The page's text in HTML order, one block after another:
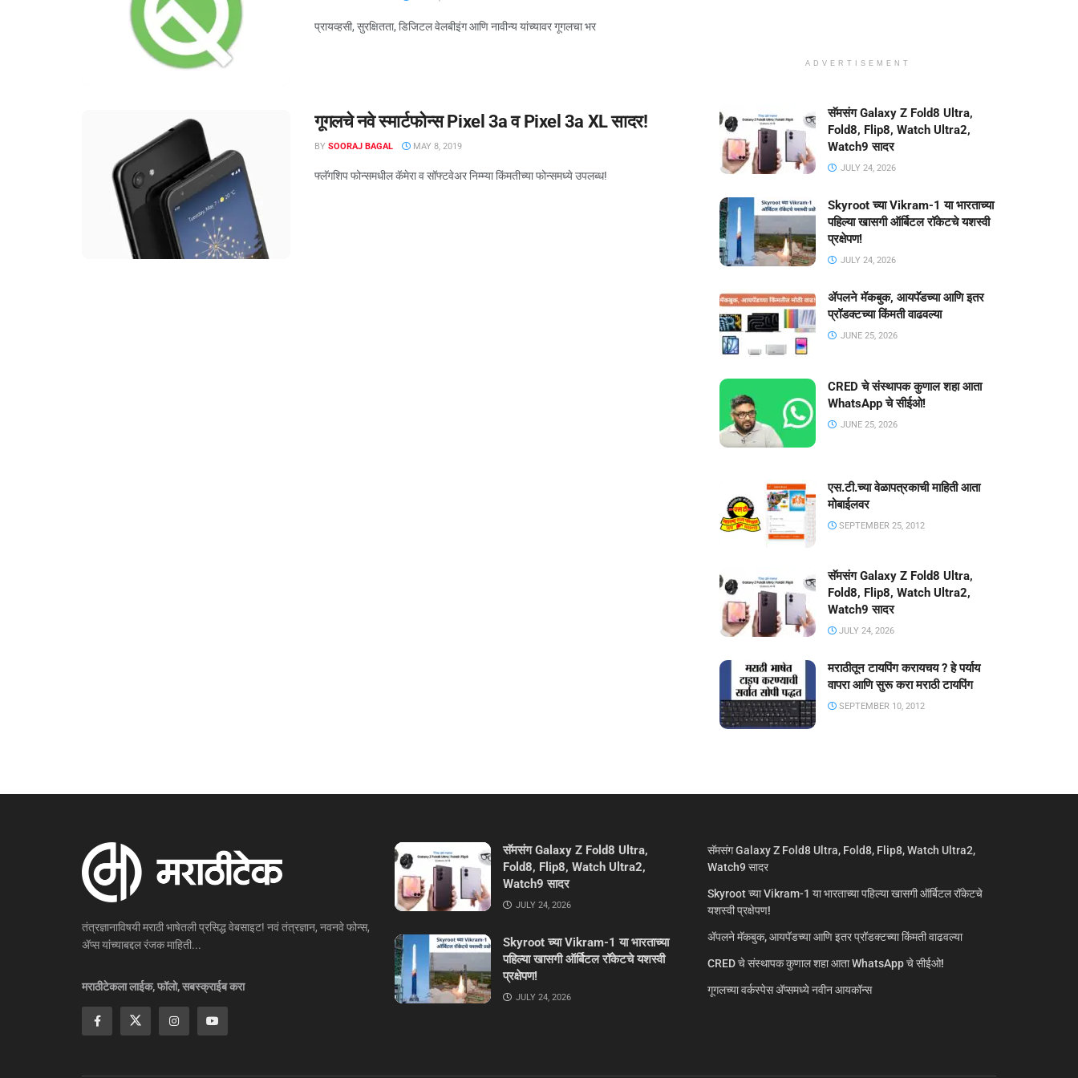
प्रायव्हसी, सुरक्षितता, डिजिटल वेलबीइंग आणि नावीन्य यांच्यावर गूगलचा भर
गूगलचे नवे स्मार्टफोन्स Pixel 3a व Pixel 3a XL सादर!
BY SOORAJ BAGAL MAY 8, 2019
फ्लॅगशिप फोन्समधील कॅमेरा व सॉफ्टवेअर निम्म्या किंमतीच्या फोन्समध्ये उपलब्ध!
ADVERTISEMENT
सॅमसंग Galaxy Z Fold8 Ultra,
Fold8, Flip8, Watch Ultra2,
Watch9 सादर
JULY 24, 2026
Skyroot च्या Vikram-1 या भारताच्या
पहिल्या खासगी ऑर्बिटल रॉकेटचे यशस्वी
प्रक्षेपण!
JULY 24, 2026
ॲपलने मॅकबुक, आयपॅडच्या आणि इतर
प्रॉडक्टच्या किंमती वाढवल्या
JUNE 25, 2026
CRED चे संस्थापक कुणाल शहा आता
WhatsApp चे सीईओ!
JUNE 25, 2026
एस.टी.च्या वेळापत्रकाची माहिती आता
मोबाईलवर
SEPTEMBER 25, 2012
सॅमसंग Galaxy Z Fold8 Ultra,
Fold8, Flip8, Watch Ultra2,
Watch9 सादर
JULY 24, 2026
मराठीतून टायपिंग करायचय ? हे पर्याय
वापरा आणि सुरू करा मराठी टायपिंग
SEPTEMBER 10, 2012
तंत्रज्ञानाविषयी मराठी भाषेतली प्रसिद्ध वेबसाइट! नवं तंत्रज्ञान, नवनवे फोन्स,
ॲप्स यांच्याबद्दल रंजक माहिती...
मराठीटेकला लाईक, फॉलो, सबस्क्राईब करा
सॅमसंग Galaxy Z Fold8 Ultra,
Fold8, Flip8, Watch Ultra2,
Watch9 सादर
JULY 24, 2026
Skyroot च्या Vikram-1 या भारताच्या
पहिल्या खासगी ऑर्बिटल रॉकेटचे यशस्वी
प्रक्षेपण!
JULY 24, 2026
सॅमसंग Galaxy Z Fold8 Ultra, Fold8, Flip8, Watch Ultra2,
Watch9 सादर
Skyroot च्या Vikram-1 या भारताच्या पहिल्या खासगी ऑर्बिटल रॉकेटचे
यशस्वी प्रक्षेपण!
ॲपलने मॅकबुक, आयपॅडच्या आणि इतर प्रॉडक्टच्या किंमती वाढवल्या
CRED चे संस्थापक कुणाल शहा आता WhatsApp चे सीईओ!
गूगलच्या वर्कस्पेस अ‍ॅप्समध्ये नवीन आयकॉन्स